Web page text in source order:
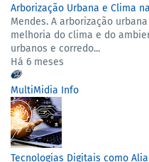
Arborização Urbana e Clima
Mendes. A arborização
melhoria do clima e do
urbanos e corredo...
Há 6 meses
MultiMidia Info
Tecnologias Digitais como